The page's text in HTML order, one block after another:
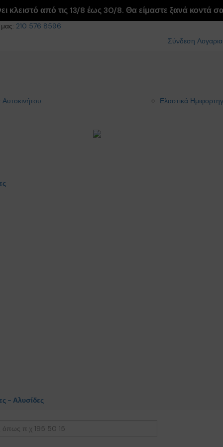
κλειστό από τις 13/8 έως 30/8. Θα είμαστε ξανά κοντά
210 576 8596
Σύνδεση
Αυτοκινήτου Ελαστικά
- Αλυσίδες